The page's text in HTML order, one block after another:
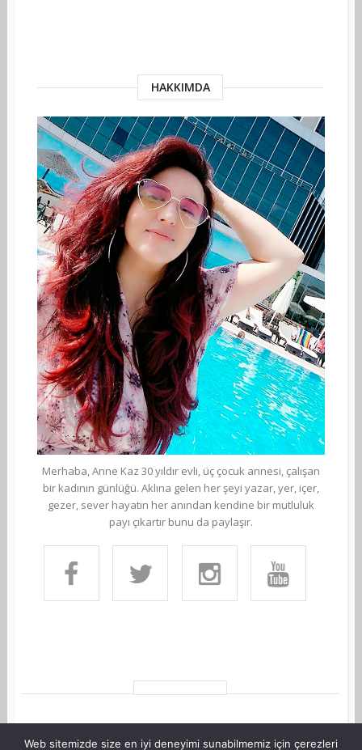
HAKKIMDA
Merhaba, Anne Kaz 30 yıldır evli, üç çocuk annesi, çalışan
bir kadının günlüğü. Aklına gelen her şeyi yazar, yer, içer,
gezer, sever hayatın her anından kendine bir mutluluk
payı çıkartır bunu da paylaşır.
Web sitemizde size en iyi deneyimi sunabilmemiz için çerezleri